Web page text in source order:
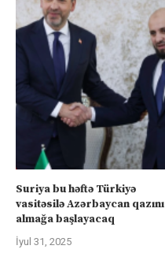
Suriya bu həftə Türkiyə
vasitəsilə Azərbaycan qazını
almağa başlayacaq
İyul 31, 2025